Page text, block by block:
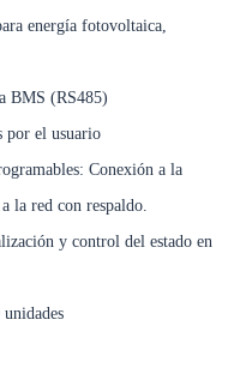
energía fotovoltaica,
BMS (RS485)
por el usuario
Conexión a la
la red con respaldo.
y control del estado en